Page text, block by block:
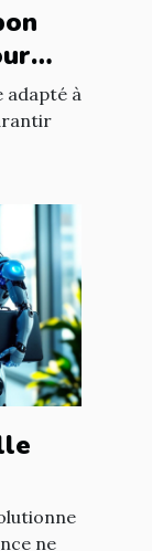
adapté à
ne